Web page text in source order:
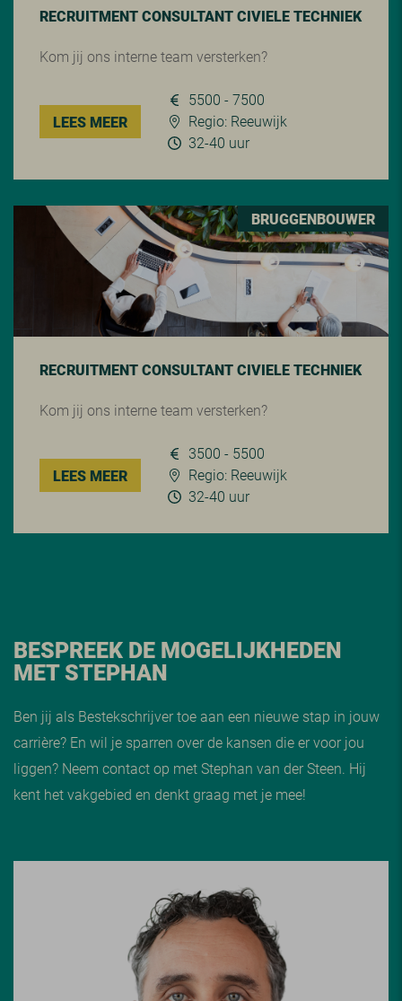
RECRUITMENT CONSULTANT CIVIELE TECHNIEK
Kom jij ons interne team versterken?
LEES MEER
5500 - 7500
Regio: Reeuwijk
32-40 uur
BRUGGENBOUWER
RECRUITMENT CONSULTANT CIVIELE TECHNIEK
Kom jij ons interne team versterken?
LEES MEER
3500 - 5500
Regio: Reeuwijk
32-40 uur
BESPREEK DE MOGELIJKHEDEN
MET STEPHAN
Ben jij als Bestekschrijver toe aan een nieuwe stap in jouw
carrière? En wil je sparren over de kansen die er voor jou
liggen? Neem contact op met Stephan van der Steen. Hij
kent het vakgebied en denkt graag met je mee!